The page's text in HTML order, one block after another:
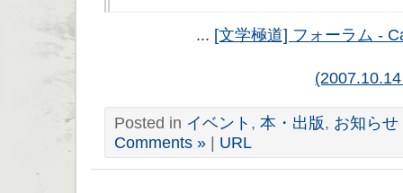
... [文学極道] フォーラム -
Posted in イベント , 本・出版, お知らせ
Comments » | URL